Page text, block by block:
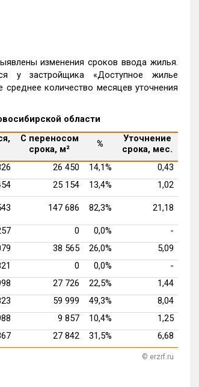
изменения сроков ввода жилья.
у застройщика «Доступное жилье
количество месяцев уточнения
области
С переносом
срока, м²
%
Уточнение
срока, мес.
26 450 14,1%
0,43
25 154 13,4% 1,02
147 686 82,3% 21,18
0 0,0%
-
38 565 26,0%
5,09
0 0,0%
-
27 726 22,5%
1,44
59 999 49,3%
8,04
9 857 10,4%
1,25
27 842 31,5% 6,68
© erzrf.ru